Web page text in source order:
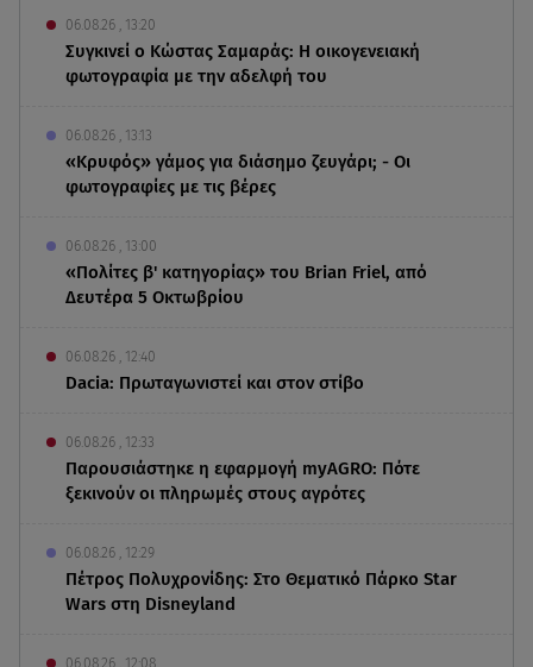
06.08.26 , 13:20
Συγκινεί ο Κώστας Σαμαράς: Η οικογενειακή
φωτογραφία με την αδελφή του
06.08.26 , 13:13
«Κρυφός» γάμος για διάσημο ζευγάρι; - Οι
φωτογραφίες με τις βέρες
06.08.26 , 13:00
«Πολίτες β' κατηγορίας» του Brian Friel, από
Δευτέρα 5 Οκτωβρίου
06.08.26 , 12:40
Dacia: Πρωταγωνιστεί και στον στίβο
06.08.26 , 12:33
Παρουσιάστηκε η εφαρμογή myAGRO: Πότε
ξεκινούν οι πληρωμές στους αγρότες
06.08.26 , 12:29
Πέτρος Πολυχρονίδης: Στο Θεματικό Πάρκο Star
Wars στη Disneyland
06.08.26 , 12:08